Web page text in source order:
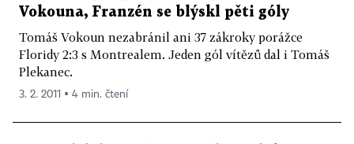
Vokouna, Franzén se blýskl pěti góly
Tomáš Vokoun nezabránil ani 37 zákroky porážce
Floridy 2:3 s Montrealem. Jeden gól vítězů dal i Tomáš
Plekanec.
3. 2. 2011 ▪ 4 min. čtení